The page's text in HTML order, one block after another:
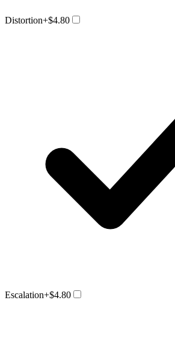
Distortion+$4.80
Escalation+$4.80